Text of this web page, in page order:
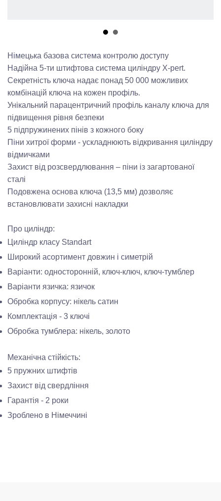
Німецька базова система контролю доступу
Надійна 5-ти штифтова система циліндру X-pert.
Секретність ключа надає понад 50 000 можливих
комбінацій ключа на кожен профіль.
Унікальний парацентричний профіль каналу ключа для
підвищення рівня безпеки
5 підпружинених пінів з кожного боку
П іни хитрої форми - ускладнюють відкривання циліндру
відмичками
Захист від розсвердлювання – піни із загартованої
сталі
Подовжена основа ключа (13,5 мм) дозволяє
встановлювати захисні накладки
Про циліндр:
Циліндр класу Standart
Широкий асортимент довжин і симетрій
Варіанти: односторонній, ключ-ключ, ключ-тумблер
Варіанти язичка: язичок
Обробка корпусу: нікель сатин
Комплектація - 3 ключі
Обробка тумблера: нікель, золото
Механічна стійкість:
5 пружних штифтів
Захист від свердління
Гарантія - 2 роки
Зроблено в Німеччині